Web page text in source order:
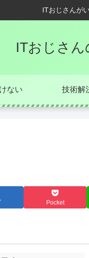
ITおじさんが
ITおじさ
ない 技術解
Pocket